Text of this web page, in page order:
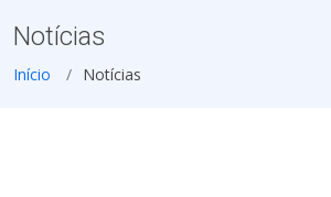
Notícias
Início Notícias